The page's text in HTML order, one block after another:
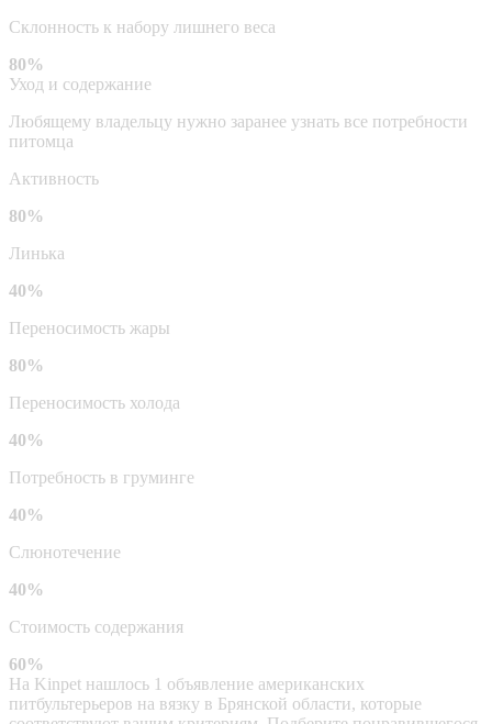
Склонность к набору лишнего веса
80%
Уход и содержание
Любящему владельцу нужно заранее узнать все потребности
питомца
Активность
80%
Линька
40%
Переносимость жары
80%
Переносимость холода
40%
Потребность в груминге
40%
Слюнотечение
40%
Стоимость содержания
60%
На Kinpet нашлось 1 объявление американских
питбультерьеров на вязку в Брянской области, которые